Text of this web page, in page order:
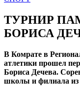
ТУРНИР
БОРИСА
В Комрате в
атлетики прошел
Бориса Дечева.
школы и филиала из